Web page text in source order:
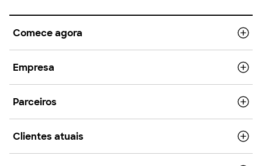
Comece agora
Empresa
Parceiros
Clientes atuais